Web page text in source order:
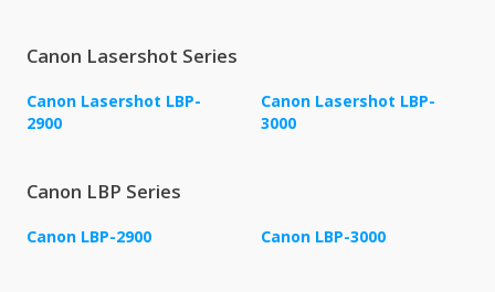
Canon Lasershot Series
Canon Lasershot LBP-
2900
Canon Lasershot LBP-
3000
Canon LBP Series
Canon LBP-2900 Canon LBP-3000